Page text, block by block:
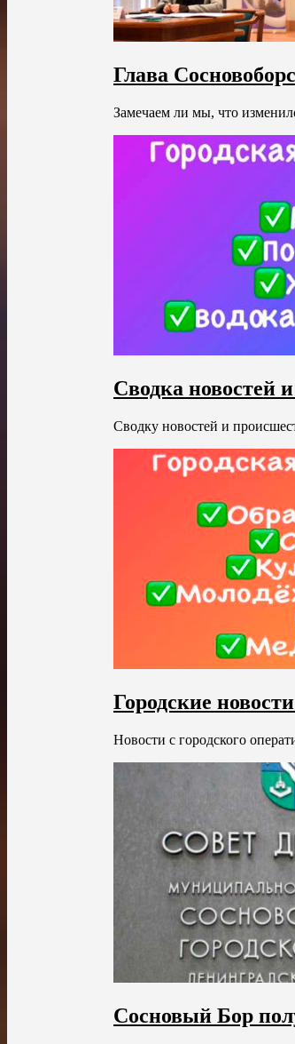
Глава
Замечаем ли мы, что
Сводка новостей
Сводку новостей и
Городские
Новости с городского
Сосновый Бор